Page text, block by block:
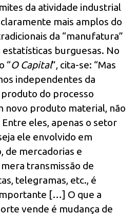
da atividade industrial
mais amplos do
da “manufatura”
estatísticas burguesas. No
“O Capital”, cita-se: “Mas
independentes da
do processo
novo produto material, não
eles, apenas o setor
ele envolvido em
mercadorias e
transmissão de
telegramas, etc., é
[…] O que a
vende é mudança de